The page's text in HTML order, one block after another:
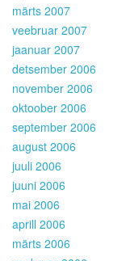
märts 2007
veebruar 2007
jaanuar 2007
detsember 2006
november 2006
oktoober 2006
september 2006
august 2006
juuli 2006
juuni 2006
mai 2006
aprill 2006
märts 2006